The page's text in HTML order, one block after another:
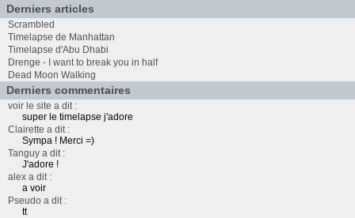
Derniers articles
Scrambled
Timelapse de Manhattan
Timelapse d'Abu Dhabi
Drenge - I want to break you in half
Dead Moon Walking
Derniers commentaires
voir le site a dit :
super le timelapse j'adore
Clairette a dit :
Sympa ! Merci =)
Tanguy a dit :
J'adore !
alex a dit :
a voir
Pseudo a dit :
tt